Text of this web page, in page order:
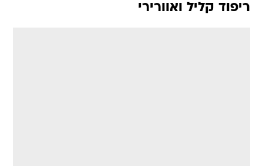
ריפוד קליל ואוורירי